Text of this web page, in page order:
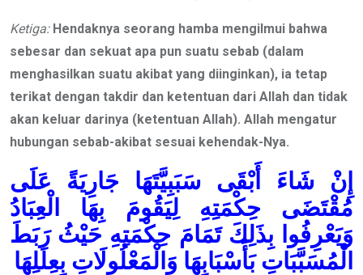
Ketiga: Hendaknya seorang hamba mengilmui bahwa
sebesar dan sekuat apa pun suatu sebab (dalam
menghasilkan suatu akibat yang diinginkan), ia tetap
terikat dengan takdir dan ketentuan dari Allah dan tidak
akan keluar darinya (ketentuan Allah). Allah mengatur
hubungan sebab-akibat sesuai kehendak-Nya.
إِنْ شَاءَ أَبْقَى سَبَبِيَّتَهَا جَارِيَةً عَلَى
مُقْتَضَى حِكْمَتِهِ لِيَقُومَ بِهَا الْعِبَادُ
وَيَعْرِفُوا بِذَلِكَ تَمَامَ حِكْمَتِهِ حَيْثُ رَبَطَ
الْمُسَبَّبَاتِ بَأَسْبَابِهَا وَالْمَعْلُولَاتِ بِعِلَلِهَا